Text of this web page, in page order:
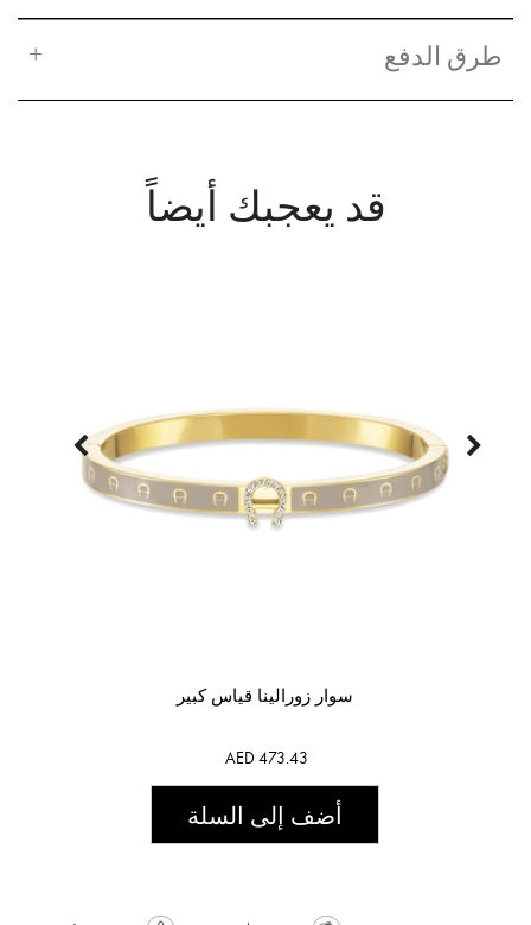
طرق الدفع
قد يعجبك أيضاً
سوار زورالينا قياس كبير
AED 473.43
أضف إلى السلة